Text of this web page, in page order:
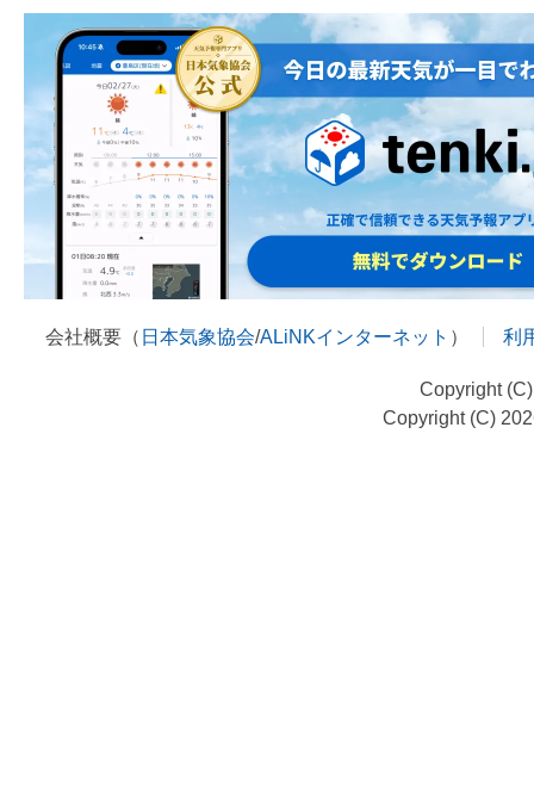
会社概要（ 日本気象協会/ALiNKインターネット ） 利
Copyright
Copyright (C)